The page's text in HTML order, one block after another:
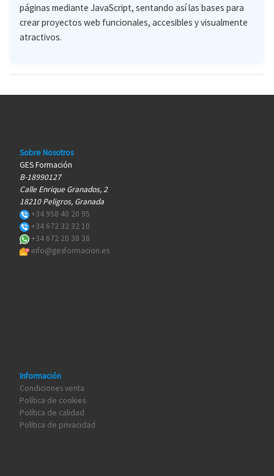
páginas mediante JavaScript, sentando así las bases para
crear proyectos web funcionales, accesibles y visualmente
atractivos.
Sobre Nosotros
GES Formación
B-18990127
Calle Enrique Granados, 2
18210 Peligros, Granada
+34 958 40 20 95
+34 672 32 32 10
+34 672 20 38 38
info@gesformacion.es
Información
Condiciones venta
Política de cookies
Política de calidad
Política de privacidad